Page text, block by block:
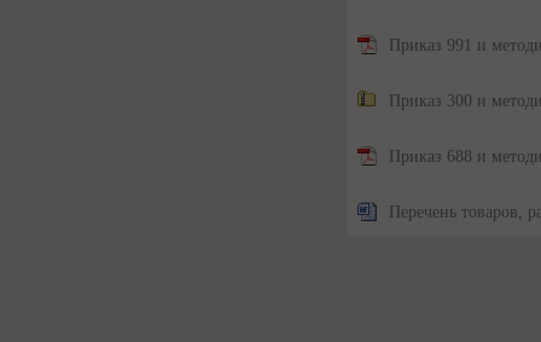
Приказ 991 и
Приказ 300 и
Приказ 688 и
Перечень товаров,